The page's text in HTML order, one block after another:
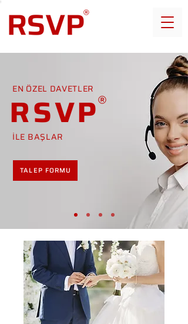
EN ÖZEL DAVETLER
RSVP
İLE BAŞLAR
TALEP FORMU